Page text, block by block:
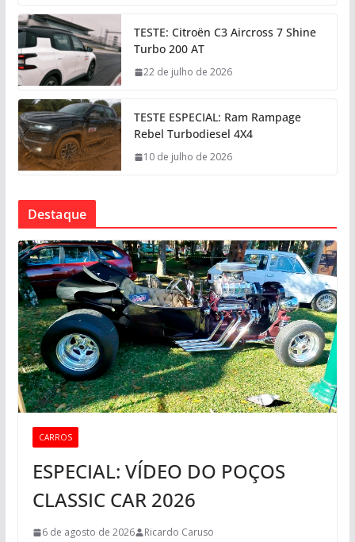
TESTE: Citroën C3 Aircross 7 Shine
Turbo 200 AT
22 de julho de 2026
TESTE ESPECIAL: Ram Rampage
Rebel Turbodiesel 4X4
10 de julho de 2026
Destaque
CARROS
ESPECIAL: VÍDEO DO POÇOS
CLASSIC CAR 2026
6 de agosto de 2026 Ricardo Caruso